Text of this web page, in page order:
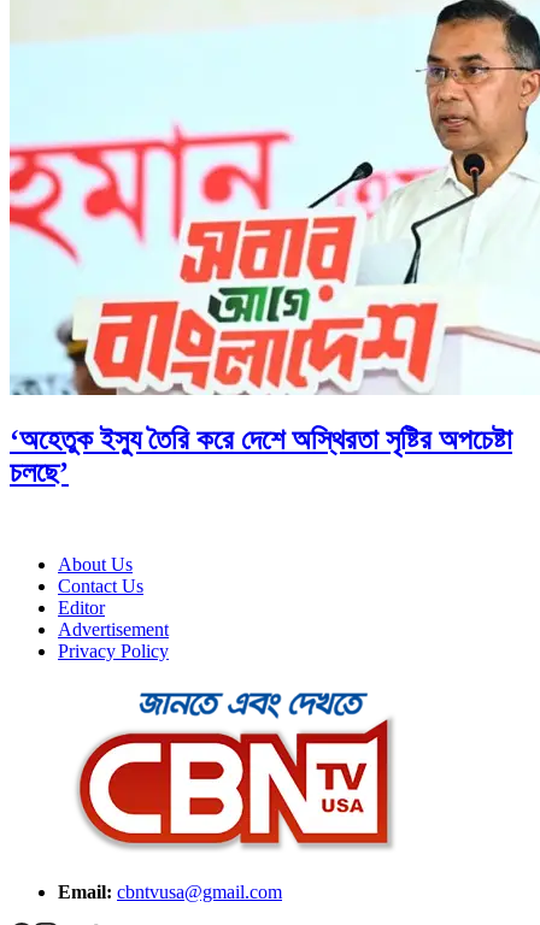
‘অহেতুক ইস্যু তৈরি করে দেশে অস্থিরতা সৃষ্টির অপচেষ্টা
চলছে’
About Us
Contact Us
Editor
Advertisement
Privacy Policy
Email: cbntvusa@gmail.com